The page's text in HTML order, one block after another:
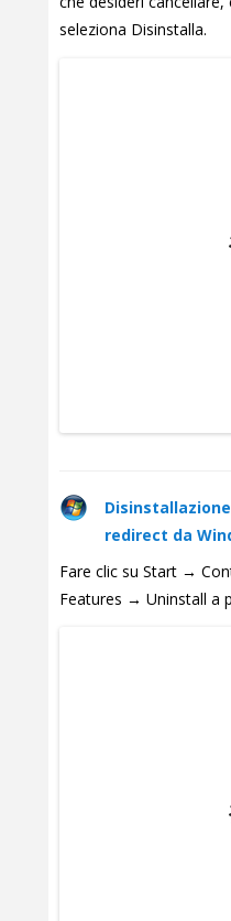
seleziona Disinstalla.
redirect da
Fare clic su Start →
Features → Uninstall a